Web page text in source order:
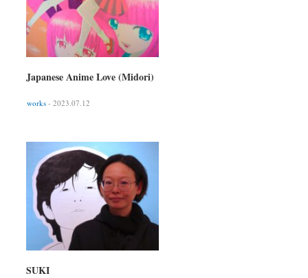
Japanese Anime Love (Midori)
works - 2023.07.12
SUKI